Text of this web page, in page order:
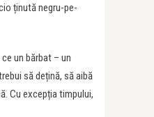
ținută negru-pe-
un bărbat – un
să dețină, să aibă
Cu excepția timpului,